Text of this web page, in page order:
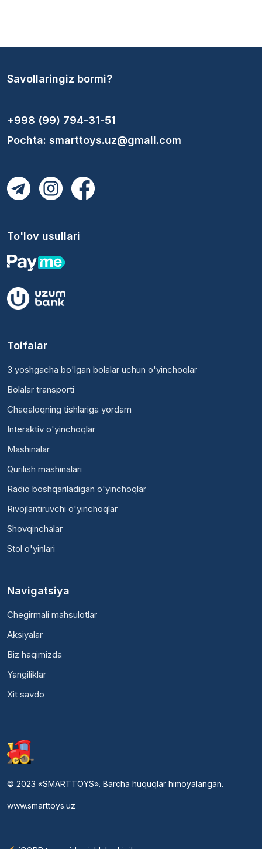
Savollaringiz bormi?
+998 (99) 794-31-51
Pochta: smarttoys.uz@gmail.com
To'lov usullari
Toifalar
3 yoshgacha bo'lgan bolalar uchun o'yinchoqlar
Bolalar transporti
Chaqaloqning tishlariga yordam
Interaktiv o'yinchoqlar
Mashinalar
Qurilish mashinalari
Radio boshqariladigan o'yinchoqlar
Rivojlantiruvchi o'yinchoqlar
Shovqinchalar
Stol o'yinlari
Navigatsiya
Chegirmali mahsulotlar
Aksiyalar
Biz haqimizda
Yangiliklar
Xit savdo
© 2023 «SMARTTOYS». Barcha huquqlar himoyalangan.
www.smarttoys.uz